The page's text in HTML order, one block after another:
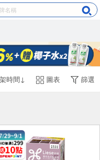
時間↓ 圖表 篩選